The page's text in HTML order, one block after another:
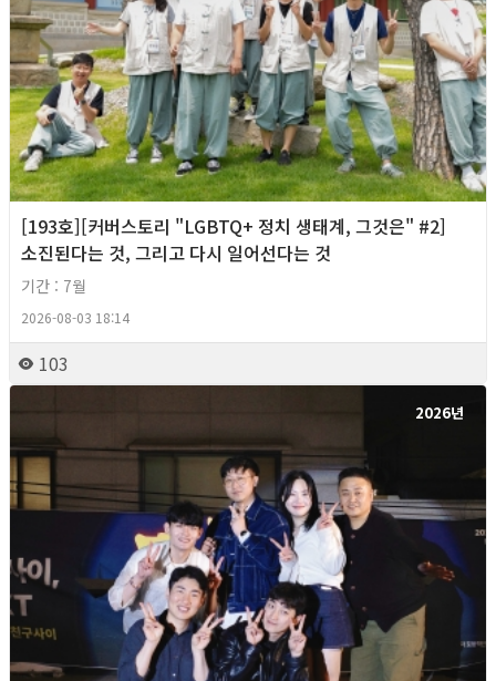
[193호][커버스토리 "LGBTQ+ 정치 생태계, 그것은" #2]
소진된다는 것, 그리고 다시 일어선다는 것
기간 : 7월
2026-08-03 18:14
103
2026년